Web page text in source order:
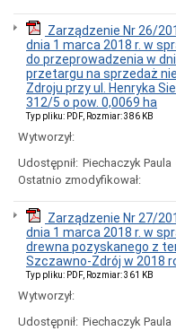
petycji
System
Informacji
Przestrzennej
Emapy
Uchwały
Rady
Szczawnie-
Uchwały
2026
roku
Uchwały
roku
Zarządzenie Nr 26/
dnia 1 marca 2018 r. w
do przeprowadzenia w
przetargu na sprzedaż
Zdroju przy ul. Henryka
312/5 o pow. 0,0069 ha
Typ pliku: PDF, Rozmiar: 386 KB
Wytworzył:
Udostępnił: Piechaczyk Paula
Ostatnio zmodyfikował:
Zarządzenie Nr 27/
dnia 1 marca 2018 r. w
drewna pozyskanego z
Szczawno-Zdrój w 2018
Typ pliku: PDF, Rozmiar: 361 KB
Wytworzył:
Udostępnił: Piechaczyk Paula